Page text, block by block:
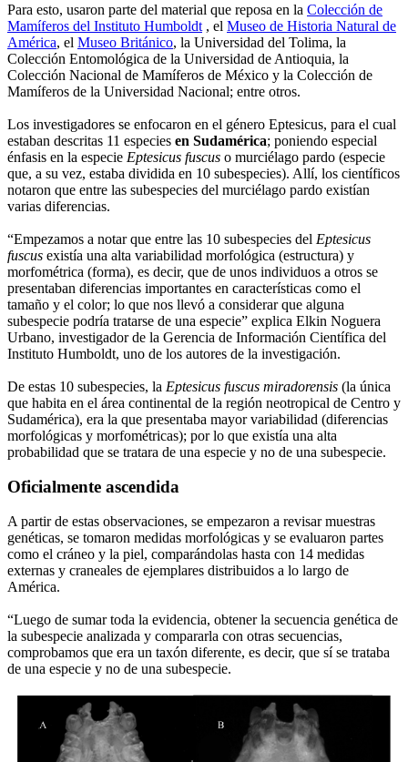
Para esto, usaron parte del material que reposa en la Colección de
Mamíferos del Instituto Humboldt , el Museo de Historia Natural de
América, el Museo Británico, la Universidad del Tolima, la
Colección Entomológica de la Universidad de Antioquia, la
Colección Nacional de Mamíferos de México y la Colección de
Mamíferos de la Universidad Nacional; entre otros.
Los investigadores se enfocaron en el género Eptesicus, para el cual
estaban descritas 11 especies en Sudamérica; poniendo especial
énfasis en la especie Eptesicus fuscus o murciélago pardo (especie
que, a su vez, estaba dividida en 10 subespecies). Allí, los científicos
notaron que entre las subespecies del murciélago pardo existían
varias diferencias.
“Empezamos a notar que entre las 10 subespecies del Eptesicus
fuscus existía una alta variabilidad morfológica (estructura) y
morfométrica (forma), es decir, que de unos individuos a otros se
presentaban diferencias importantes en características como el
tamaño y el color; lo que nos llevó a considerar que alguna
subespecie podría tratarse de una especie” explica Elkin Noguera
Urbano, investigador de la Gerencia de Información Científica del
Instituto Humboldt, uno de los autores de la investigación.
De estas 10 subespecies, la Eptesicus fuscus miradorensis (la única
que habita en el área continental de la región neotropical de Centro y
Sudamérica), era la que presentaba mayor variabilidad (diferencias
morfológicas y morfométricas); por lo que existía una alta
probabilidad que se tratara de una especie y no de una subespecie.
Oficialmente ascendida
A partir de estas observaciones, se empezaron a revisar muestras
genéticas, se tomaron medidas morfológicas y se evaluaron partes
como el cráneo y la piel, comparándolas hasta con 14 medidas
externas y craneales de ejemplares distribuidos a lo largo de
América.
“Luego de sumar toda la evidencia, obtener la secuencia genética de
la subespecie analizada y compararla con otras secuencias,
comprobamos que era un taxón diferente, es decir, que sí se trataba
de una especie y no de una subespecie.